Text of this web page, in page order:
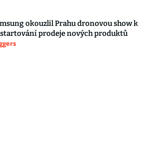
okouzlil Prahu dronovou show k
prodeje nových produktů